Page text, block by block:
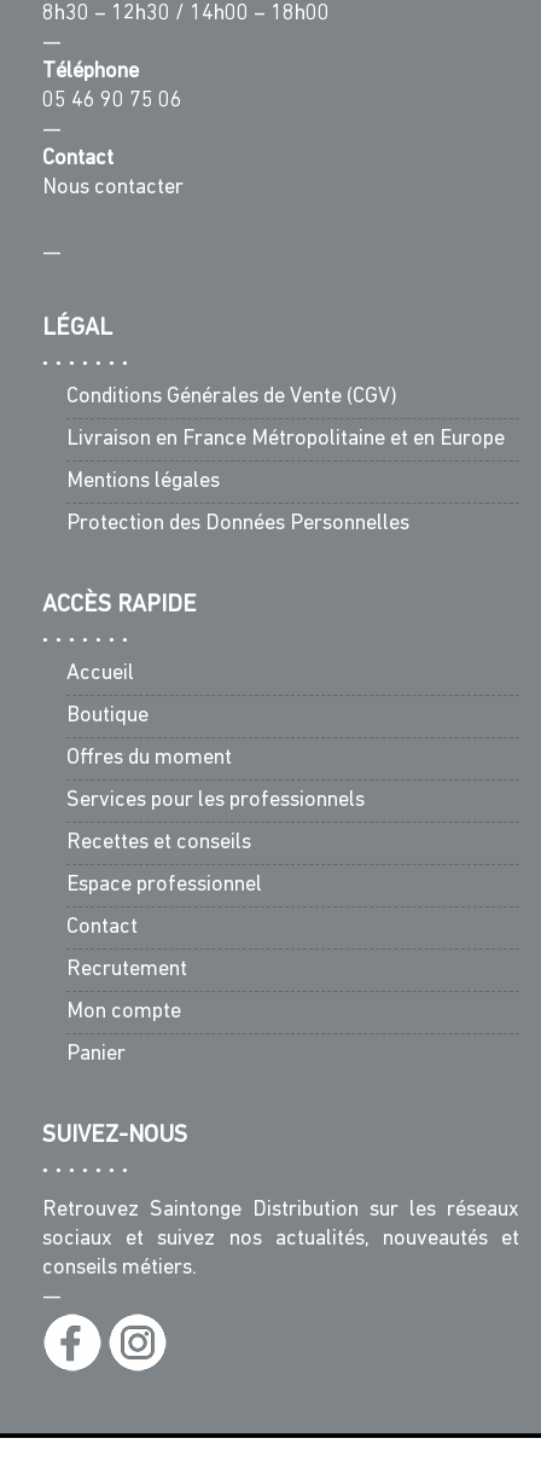
8h30 – 12h30 / 14h00 – 18h00
—
Téléphone
05 46 90 75 06
—
Contact
Nous contacter
—
LÉGAL
Conditions Générales de Vente (CGV)
Livraison en France Métropolitaine et en Europe
Mentions légales
Protection des Données Personnelles
ACCÈS RAPIDE
Accueil
Boutique
Offres du moment
Services pour les professionnels
Recettes et conseils
Espace professionnel
Contact
Recrutement
Mon compte
Panier
SUIVEZ-NOUS
Retrouvez Saintonge Distribution sur les réseaux
sociaux et suivez nos actualités, nouveautés et
conseils métiers.
—